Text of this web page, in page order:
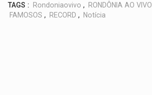
TAGS : Rondoniaovivo , RONDÔNIA AO VIVO
FAMOSOS , RECORD , Notícia